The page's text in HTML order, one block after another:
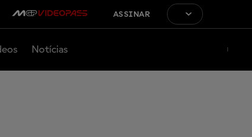
ASSINAR
Notícias